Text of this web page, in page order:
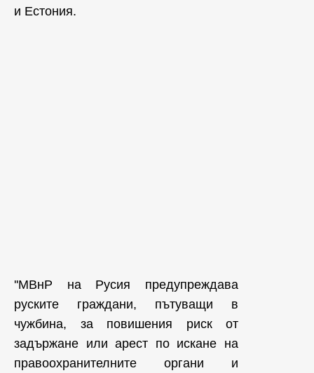
и Естония.
''МВнР на Русия предупреждава
руските граждани, пътуващи в
чужбина, за повишения риск от
задържане или арест по искане на
правоохранителните органи и